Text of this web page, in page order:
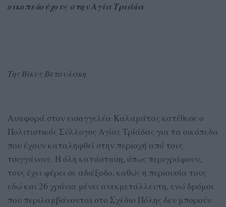
οικοπεδούχους στην Αγία Τριάδα
Της Βίκυς Βετουλάκη
Αναφορά στον εισαγγελέα Καλαμάτας κατέθεσε ο
Πολιτιστικός Σύλλογος Αγίας Τρίάδας για τα οικόπεδα
που έχουν καταληφθεί στην περιοχή από τους
τσιγγάνους. Η όλη κατάσταση, όπως περιγράφουν,
τους έχει φέρει σε αδιέξοδο, καθώς η περιουσία τους
εδώ και 26 χρόνια μένει ανεκμετάλλευτη, ενώ δρόμοι
που περιλαμβάνονται στο Σχέδιο Πόλης δεν μπορούν